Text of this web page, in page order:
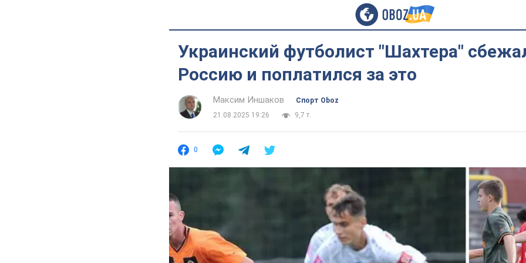
Украинский футболист "Шахтера"
Россию и поплатился за это
Максим Иншаков
Спорт Oboz
21.08.2025 19:26
9,7 т.
0